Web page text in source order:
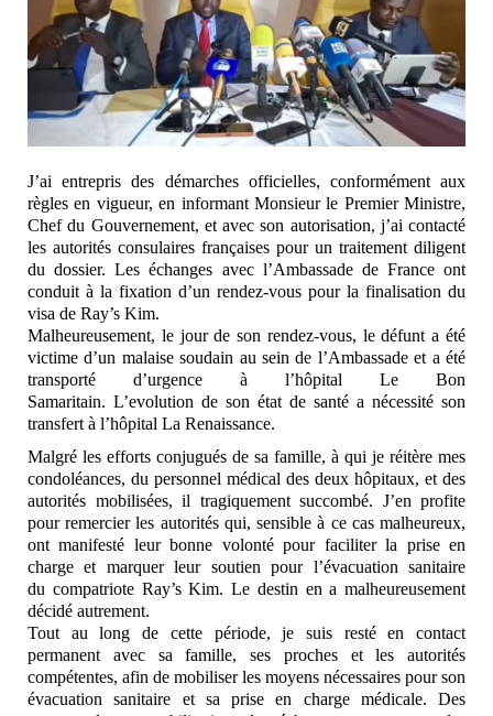
J’ai entrepris des démarches officielles, conformément aux
règles en vigueur, en informant Monsieur le Premier Ministre,
Chef du Gouvernement, et avec son autorisation, j’ai contacté
les autorités consulaires françaises pour un traitement diligent
du dossier. Les échanges avec l’Ambassade de France ont
conduit à la fixation d’un rendez-vous pour la finalisation du
visa de Ray’s Kim.
Malheureusement, le jour de son rendez-vous, le défunt a été
victime d’un malaise soudain au sein de l’Ambassadeet a été
transporté d’urgence à l’hôpital Le Bon
Samaritain. L’evolution de son état de santé a nécessité son
transfert à l’hôpital La Renaissance.
Malgré les efforts conjugués de sa famille, à qui je réitère mes
condoléances, du personnel médical des deux hôpitaux, et des
autorités mobilisées, il tragiquement succombé. J’en profite
pour remercier les autorités qui, sensible à ce cas malheureux,
ont manifesté leur bonne volonté pour faciliter la prise en
charge et marquer leur soutien pour l’évacuation sanitaire
du compatriote Ray’s Kim. Le destin en a malheureusement
décidé autrement.
Tout au long de cette période, je suis resté en contact
permanent avec sa famille, ses proches et les autorités
compétentes, afin de mobiliser les moyens nécessaires pour son
évacuation sanitaire et sa prise en charge médicale. Des